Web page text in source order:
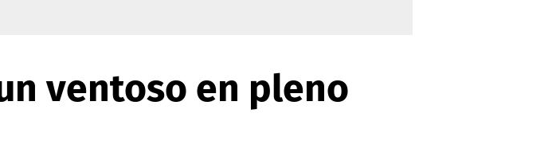
ventoso en pleno